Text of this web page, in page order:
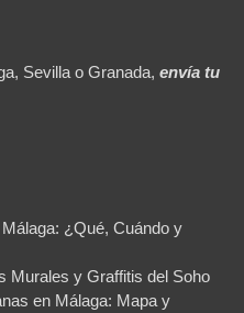
Sevilla o Granada, envía tu
¿Qué, Cuándo y
Murales y Graffitis del Soho
en Málaga: Mapa y